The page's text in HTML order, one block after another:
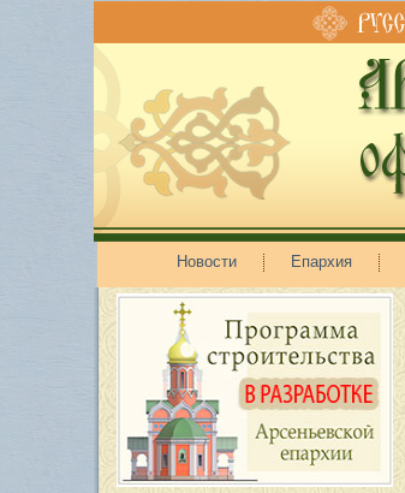
Новости Епархия